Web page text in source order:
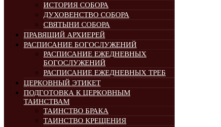
ИСТОРИЯ СОБОРА
ДУХОВЕНСТВО СОБОРА
СВЯТЫНИ СОБОРА
ПРАВЯЩИЙ АРХИЕРЕЙ
РАСПИСАНИЕ БОГОСЛУЖЕНИЙ
РАСПИСАНИЕ ЕЖЕДНЕВНЫХ
БОГОСЛУЖЕНИЙ
РАСПИСАНИЕ ЕЖЕДНЕВНЫХ ТРЕБ
ЦЕРКОВНЫЙ ЭТИКЕТ
ПОДГОТОВКА К ЦЕРКОВНЫМ
ТАИНСТВАМ
ТАИНСТВО БРАКА
ТАИНСТВО КРЕЩЕНИЯ